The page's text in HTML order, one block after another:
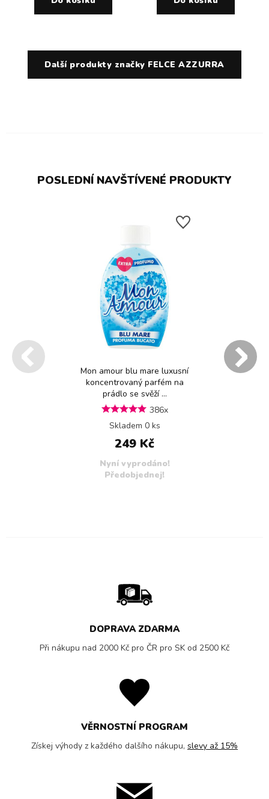
Další produkty značky FELCE AZZURRA
POSLEDNÍ NAVŠTÍVENÉ PRODUKTY
Mon amour blu mare luxusní
koncentrovaný parfém na
prádlo se svěží ...
386x
Skladem 0 ks
249 Kč
Nyní vyprodáno!
Předobjednej!
DOPRAVA ZDARMA
Při nákupu nad 2000 Kč pro ČR pro SK od 2500 Kč
VĚRNOSTNÍ PROGRAM
Získej výhody z každého dalšího nákupu, slevy až 15%